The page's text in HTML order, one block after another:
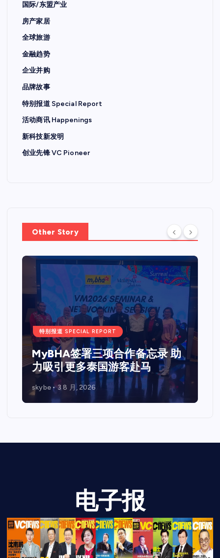
国际/东盟产业
房产家居
全球旅游
金融趋势
企业并购
品牌故事
特别报道 Special Report
活动商讯 Happenings
新科技新发明
创业先锋 VC Pioneer
Other Story
特别报道 SPECIAL REPORT
Web 3.0 + IPO Summit吉隆坡
站圆满落幕国际重量级嘉宾齐聚
马来西亚 共探Web3、资本市场
与企业未来发展新机遇
skybe 7 7 月, 2026
电子报